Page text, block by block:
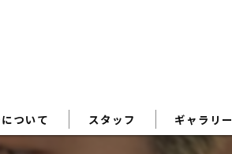
ついて スタッフ ギャラリー